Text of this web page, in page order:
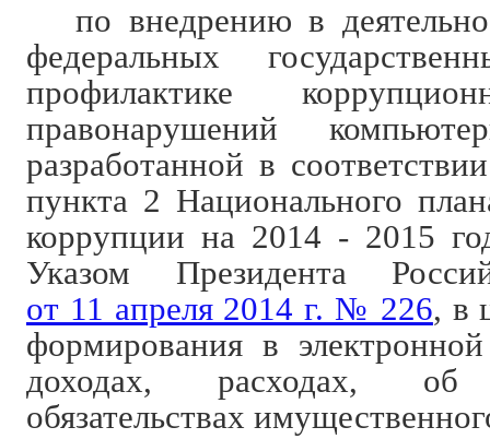
по внедрению в
федеральных
профилактике
правонарушений
разработанной в
пункта 2 Национального
коррупции на 2014 - 2015
Указом Президента
от 11 апреля 2014 г. № 226, в
формирования в
доходах, расходах,
обязательствах